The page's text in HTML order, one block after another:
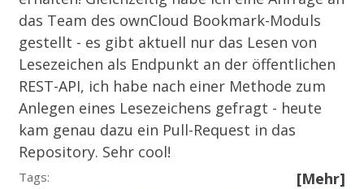
das Team des ownCloud Bookmark-Moduls
gestellt - es gibt aktuell nur das Lesen von
Lesezeichen als Endpunkt an der öffentlichen
REST-API, ich habe nach einer Methode zum
Anlegen eines Lesezeichens gefragt - heute
kam genau dazu ein Pull-Request in das
Repository. Sehr cool!
[Mehr]
Tags: